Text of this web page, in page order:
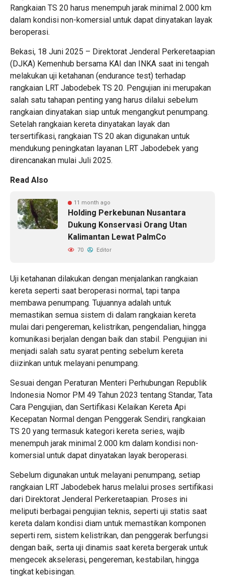
Rangkaian TS 20 harus menempuh jarak minimal 2.000 km
dalam kondisi non-komersial untuk dapat dinyatakan layak
beroperasi.
Bekasi, 18 Juni 2025 – Direktorat Jenderal Perkeretaapian
(DJKA) Kemenhub bersama KAI dan INKA saat ini tengah
melakukan uji ketahanan (endurance test) terhadap
rangkaian LRT Jabodebek TS 20. Pengujian ini merupakan
salah satu tahapan penting yang harus dilalui sebelum
rangkaian dinyatakan siap untuk mengangkut penumpang.
Setelah rangkaian kereta dinyatakan layak dan
tersertifikasi, rangkaian TS 20 akan digunakan untuk
mendukung peningkatan layanan LRT Jabodebek yang
direncanakan mulai Juli 2025.
Read Also
11 month ago
Holding Perkebunan Nusantara
Dukung Konservasi Orang Utan
Kalimantan Lewat PalmCo
70 Editor
Uji ketahanan dilakukan dengan menjalankan rangkaian
kereta seperti saat beroperasi normal, tapi tanpa
membawa penumpang. Tujuannya adalah untuk
memastikan semua sistem di dalam rangkaian kereta
mulai dari pengereman, kelistrikan, pengendalian, hingga
komunikasi berjalan dengan baik dan stabil. Pengujian ini
menjadi salah satu syarat penting sebelum kereta
diizinkan untuk melayani penumpang.
Sesuai dengan Peraturan Menteri Perhubungan Republik
Indonesia Nomor PM 49 Tahun 2023 tentang Standar, Tata
Cara Pengujian, dan Sertifikasi Kelaikan Kereta Api
Kecepatan Normal dengan Penggerak Sendiri, rangkaian
TS 20 yang termasuk kategori kereta series, wajib
menempuh jarak minimal 2.000 km dalam kondisi non-
komersial untuk dapat dinyatakan layak beroperasi.
Sebelum digunakan untuk melayani penumpang, setiap
rangkaian LRT Jabodebek harus melalui proses sertifikasi
dari Direktorat Jenderal Perkeretaapian. Proses ini
meliputi berbagai pengujian teknis, seperti uji statis saat
kereta dalam kondisi diam untuk memastikan komponen
seperti rem, sistem kelistrikan, dan penggerak berfungsi
dengan baik, serta uji dinamis saat kereta bergerak untuk
mengecek akselerasi, pengereman, kestabilan, hingga
tingkat kebisingan.